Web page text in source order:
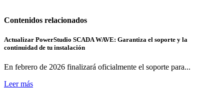
Contenidos relacionados
Actualizar PowerStudio SCADA WAVE: Garantiza el soporte y la
continuidad de tu instalación
En febrero de 2026 finalizará oficialmente el soporte para...
Leer más